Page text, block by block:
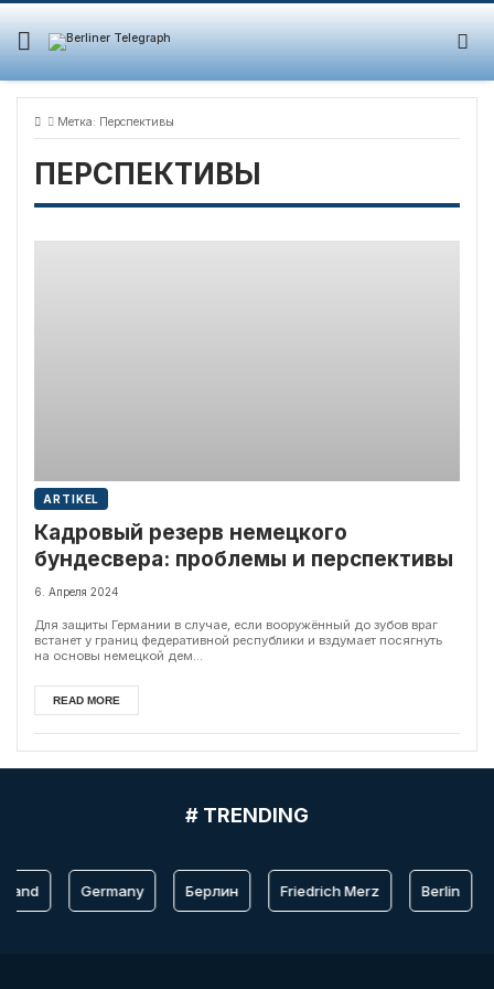
Skip
content
Метка: Перспективы
ПЕРСПЕКТИВЫ
ARTIKEL
Кадровый резерв немецкого
бундесвера: проблемы и перспективы
6. Апреля 2024
Для защиты Германии в случае, если вооружённый до зубов враг
встанет у границ федеративной республики и вздумает посягнуть
на основы немецкой дем...
READ MORE
# TRENDING
Germany Берлин Friedrich Merz Berlin